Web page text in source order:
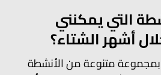
التي يمكنني
أشهر الشتاء؟
بمجموعة متنوعة من الأنشطة